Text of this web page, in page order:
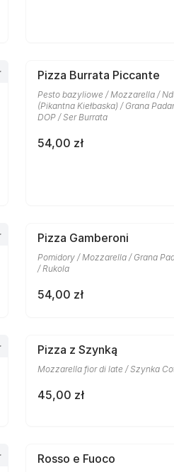
Pizza Burrata Piccante
Pesto bazyliowe / Mozzarella /
(Pikantna Kiełbaska) / Grana
DOP / Ser Burrata
54,00 zł
Pizza Gamberoni
Pomidory / Mozzarella / Grana
/ Rukola
54,00 zł
Pizza z Szynką
Mozzarella fior di late / Szynka
45,00 zł
Rosso e Fuoco